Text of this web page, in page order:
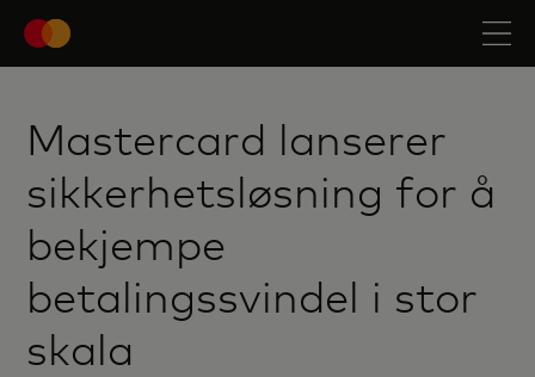
Mastercard lanserer
sikkerhetsløsning for å
bekjempe
betalingssvindel i stor
skala